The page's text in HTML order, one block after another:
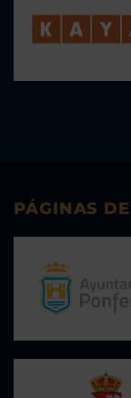
PÁGINAS